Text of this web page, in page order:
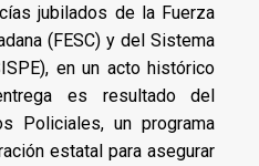
jubilados de la Fuerza
(FESC) y del Sistema
en un acto histórico
es resultado del
Policiales, un programa
estatal para asegurar